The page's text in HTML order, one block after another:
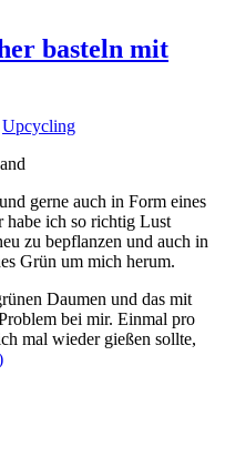
basteln mit
Upcycling
gerne auch in Form eines
habe ich so richtig Lust
zu bepflanzen und auch in
Grün um mich herum.
Daumen und das mit
bei mir. Einmal pro
mal wieder gießen sollte,